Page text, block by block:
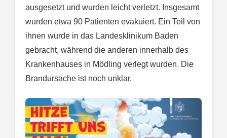
ausgesetzt und wurden leicht verletzt. Insgesamt
wurden etwa 90 Patienten evakuiert. Ein Teil von
ihnen wurde in das Landesklinikum Baden
gebracht, während die anderen innerhalb des
Krankenhauses in Mödling verlegt wurden. Die
Brandursache ist noch unklar.